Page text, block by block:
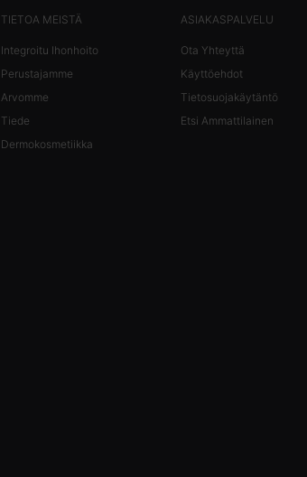
TIETOA MEISTÄ
Integroitu Ihonhoito
Perustajamme
Arvomme
Tiede
Dermokosmetiikka
ASIAKASPALVELU
Ota Yhteyttä
Käyttöehdot
Tietosuojakäytäntö
Etsi Ammattilainen